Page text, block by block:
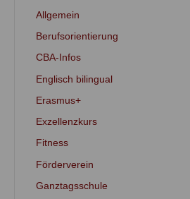
Allgemein
Berufsorientierung
CBA-Infos
Englisch bilingual
Erasmus+
Exzellenzkurs
Fitness
Förderverein
Ganztagsschule